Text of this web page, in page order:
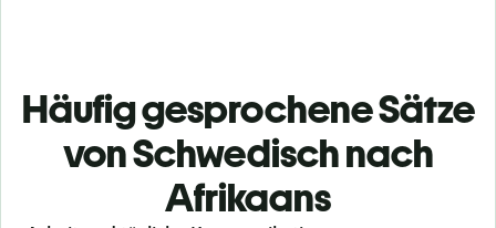
Häufig gesprochene Sätze
von Schwedisch nach
Afrikaans